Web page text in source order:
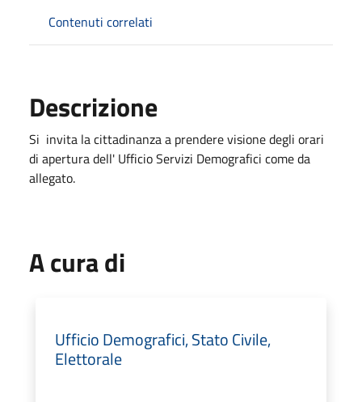
Contenuti correlati
Descrizione
Si invita la cittadinanza a prendere visione degli orari
di apertura dell' Ufficio Servizi Demografici come da
allegato.
A cura di
Ufficio Demografici, Stato Civile,
Elettorale